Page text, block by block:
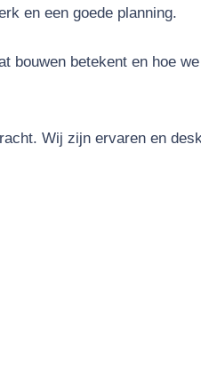
en een goede planning.
bouwen betekent en hoe
Wij zijn ervaren en